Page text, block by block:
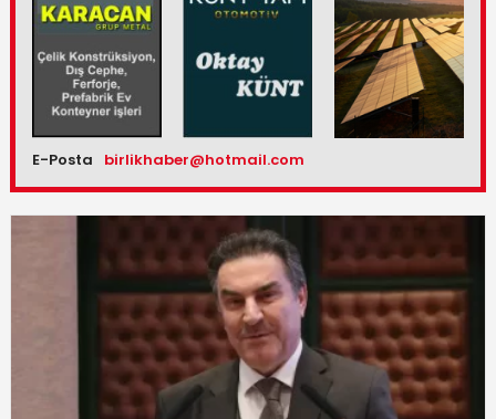
E-Posta birlikhaber@hotmail.com